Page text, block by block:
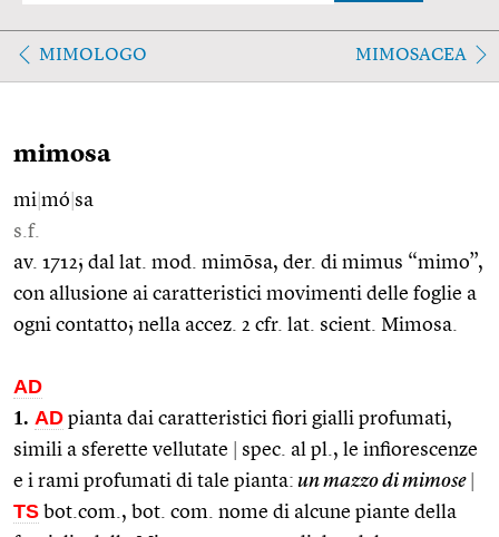
MIMOLOGO MIMOSACEA
mimosa
mi mó sa
s.f.
av. 1712; dal lat. mod. mimōsa, der. di mimus “mimo”,
con allusione ai caratteristici movimenti delle foglie a
ogni contatto; nella accez. 2 cfr. lat. scient. Mimosa.
AD
1. AD pianta dai caratteristici fiori gialli profumati,
simili a sferette vellutate
spec. al pl., le infiorescenze
e i rami profumati di tale pianta: un mazzo di mimose
TS bot.com., bot. com. nome di alcune piante della